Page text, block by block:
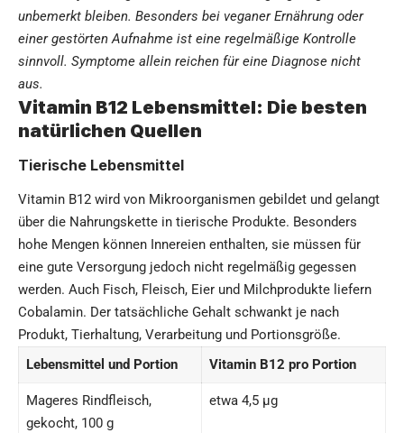
unbemerkt bleiben. Besonders bei veganer Ernährung oder
einer gestörten Aufnahme ist eine regelmäßige Kontrolle
sinnvoll. Symptome allein reichen für eine Diagnose nicht
aus.
Vitamin B12 Lebensmittel: Die besten
natürlichen Quellen
Tierische Lebensmittel
Vitamin B12 wird von Mikroorganismen gebildet und gelangt
über die Nahrungskette in tierische Produkte. Besonders
hohe Mengen können Innereien enthalten, sie müssen für
eine gute Versorgung jedoch nicht regelmäßig gegessen
werden. Auch Fisch, Fleisch, Eier und Milchprodukte liefern
Cobalamin. Der tatsächliche Gehalt schwankt je nach
Produkt, Tierhaltung, Verarbeitung und Portionsgröße.
Lebensmittel und Portion
Vitamin B12 pro Portion
Mageres Rindfleisch,
gekocht, 100 g
etwa 4,5 µg